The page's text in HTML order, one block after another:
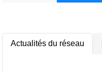
Actualités du réseau